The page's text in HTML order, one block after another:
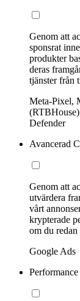
Genom att
sponsrat
produkter
deras
tjänster från
Meta-Pixel,
Defender
Avancerad
Genom att
utvärdera
vårt
krypterade
om du redan
Google Ads
Performance